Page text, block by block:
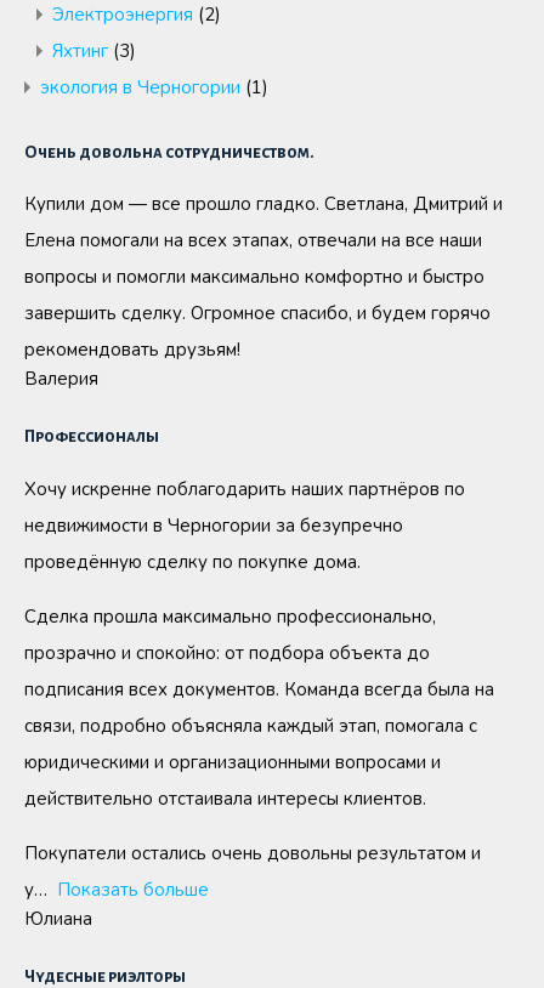
Электроэнергия (2)
Яхтинг (3)
экология в Черногории (1)
Очень довольна сотрудничеством.
Купили дом — все прошло гладко. Светлана, Дмитрий и
Елена помогали на всех этапах, отвечали на все наши
вопросы и помогли максимально комфортно и быстро
завершить сделку. Огромное спасибо, и будем горячо
рекомендовать друзьям!
Валерия
Профессионалы
Хочу искренне поблагодарить наших партнёров по
недвижимости в Черногории за безупречно
проведённую сделку по покупке дома.
Сделка прошла максимально профессионально,
прозрачно и спокойно: от подбора объекта до
подписания всех документов. Команда всегда была на
связи, подробно объясняла каждый этап, помогала с
юридическими и организационными вопросами и
действительно отстаивала интересы клиентов.
Покупатели остались очень довольны результатом и
у
Показать больше
Юлиана
Чудесные риэлторы